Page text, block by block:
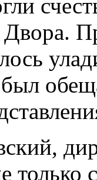
Двора.
был